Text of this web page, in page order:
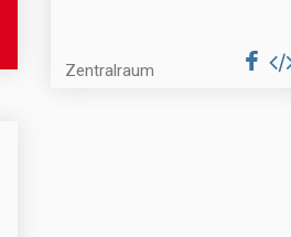
Zentralraum